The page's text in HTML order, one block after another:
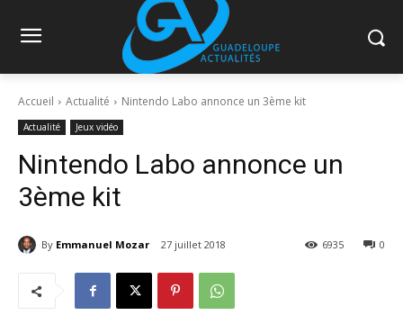
Accueil Actualité Nintendo Labo annonce un 3ème kit
Actualité Jeux vidéo
Nintendo Labo annonce un
3ème kit
By Emmanuel Mozar 27 juillet 2018 0
6935